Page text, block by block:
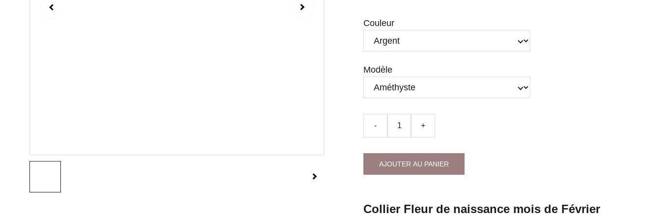
Couleur
Modèle
- +
AJOUTER AU PANIER
Collier Fleur de naissance mois de Février